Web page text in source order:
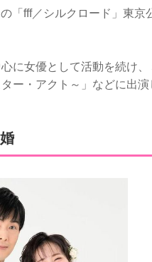
「fff／シルクロード」東
に女優として活動を続け
ー・アクト～」などに出演